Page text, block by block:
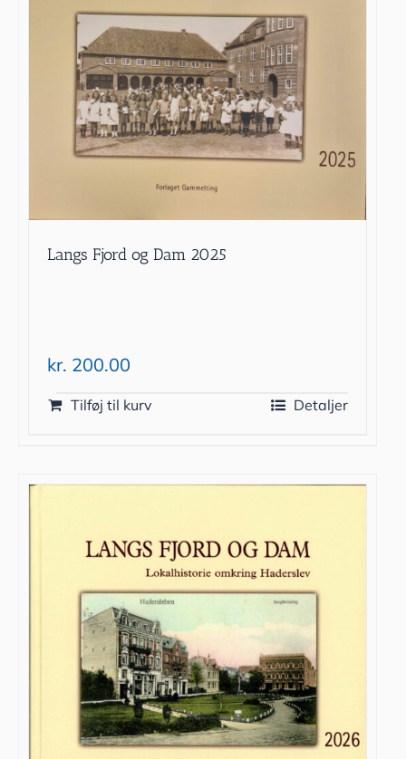
Langs Fjord og Dam 2025
kr. 200.00
Tilføj til kurv Detaljer